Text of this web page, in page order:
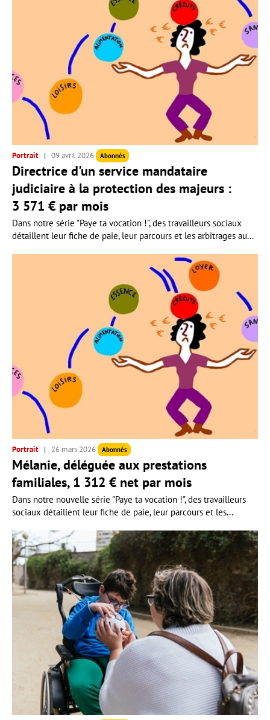
Portrait 09 avril 2026 Abonnés
Directrice d'un service mandataire
judiciaire à la protection des majeurs :
3 571 € par mois
Dans notre série "Paye ta vocation !", des travailleurs sociaux
détaillent leur fiche de paie, leur parcours et les arbitrages au...
Portrait 26 mars 2026 Abonnés
Mélanie, déléguée aux prestations
familiales, 1 312 € net par mois
Dans notre nouvelle série "Paye ta vocation !", des travailleurs
sociaux détaillent leur fiche de paie, leur parcours et les...